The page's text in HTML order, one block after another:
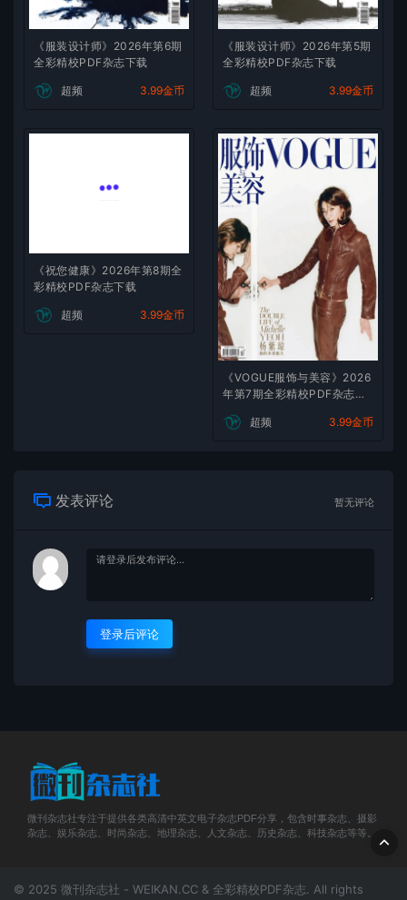
《服装设计师》2026年第6期
全彩精校PDF杂志下载
超频 3.99金币
《服装设计师》2026年第5期
全彩精校PDF杂志下载
超频 3.99金币
《祝您健康》2026年第8期全
彩精校PDF杂志下载
超频 3.99金币
《VOGUE服饰与美容》2026
年第7期全彩精校PDF杂志下
超频
3.99金币
发表评论 暂无评论
登录后评论
微刊杂志社专注于提供各类高清中英文电子杂志PDF分享，包含时事杂志、摄影
杂志、娱乐杂志、时尚杂志、地理杂志、人文杂志、历史杂志、科技杂志等等。
© 2025 微刊杂志社 - WEIKAN.CC & 全彩精校PDF杂志. All rights